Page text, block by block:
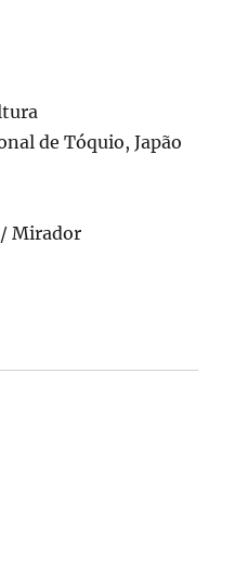
de Tóquio, Japão
Mirador